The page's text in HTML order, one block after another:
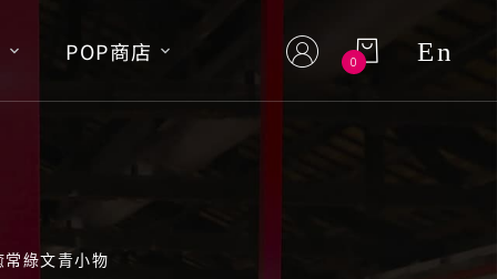
POP商店 0 En
綠文青小物